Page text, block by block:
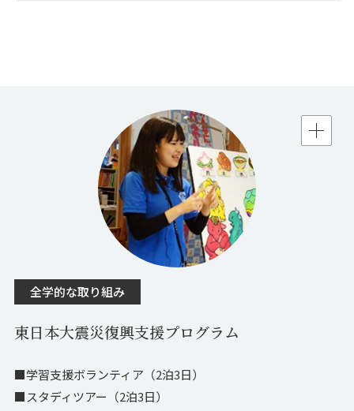
全学的な取り組み
東日本大震災復興支援プログラム
■学習支援ボランティア（2泊3日）
■スタディツアー（2泊3日）